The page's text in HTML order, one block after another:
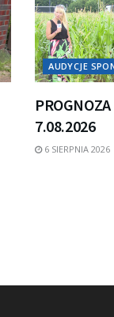
AUDYCJE
7.08.2026
6 SIERPNIA 2026